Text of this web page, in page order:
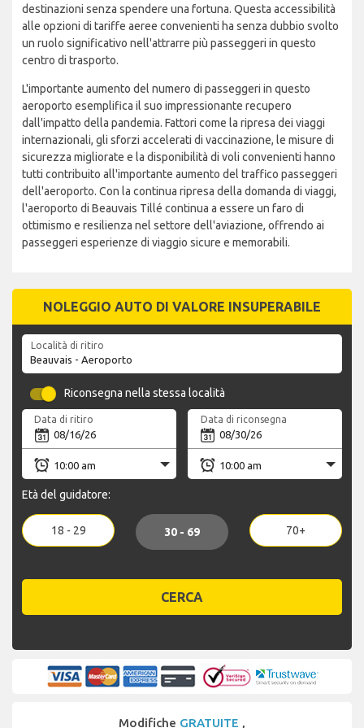
destinazioni senza spendere una fortuna. Questa accessibilità
alle opzioni di tariffe aeree convenienti ha senza dubbio svolto
un ruolo significativo nell'attrarre più passeggeri in questo
centro di trasporto.
L'importante aumento del numero di passeggeri in questo
aeroporto esemplifica il suo impressionante recupero
dall'impatto della pandemia. Fattori come la ripresa dei viaggi
internazionali, gli sforzi accelerati di vaccinazione, le misure di
sicurezza migliorate e la disponibilità di voli convenienti hanno
tutti contribuito all'importante aumento del traffico passeggeri
dell'aeroporto. Con la continua ripresa della domanda di viaggi,
l'aeroporto di Beauvais Tillé continua a essere un faro di
ottimismo e resilienza nel settore dell'aviazione, offrendo ai
passeggeri esperienze di viaggio sicure e memorabili.
NOLEGGIO AUTO DI VALORE INSUPERABILE
Località di ritiro
Riconsegna nella stessa località
Data di ritiro Data di riconsegna
Età del guidatore:
18 - 29 30 - 69 70+
CERCA
Modifiche GRATUITE ,